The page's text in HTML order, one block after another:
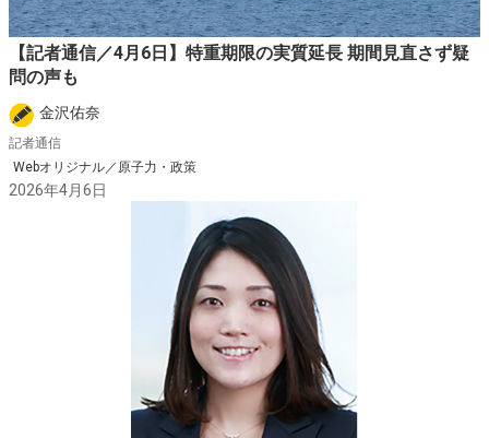
【記者通信／4月6日】特重期限の実質延長 期間見直さず疑
問の声も
金沢佑奈
記者通信
Webオリジナル／原子力・政策
2026年4月6日